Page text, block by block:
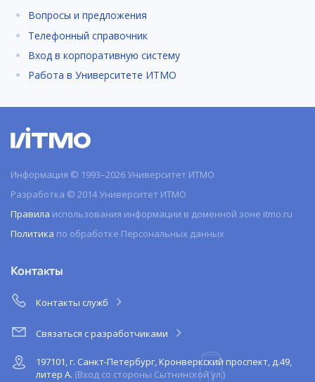
Вопросы и предложения
Телефонный справочник
Вход в корпоративную систему
Работа в Университете ИТМО
Информация © 1993–2026 Университет ИТМО
Разработка © 2014 Университет ИТМО
Правила использования информации в доменной зоне itmo.ru
Политика по обработке Персональных данных
Контакты
Контакты служб
Связаться с разработчиками
197101, г. Санкт-Петербург, Кронверкский проспект, д.49,
литер А. (Вход со стороны Сытнинской ул.)